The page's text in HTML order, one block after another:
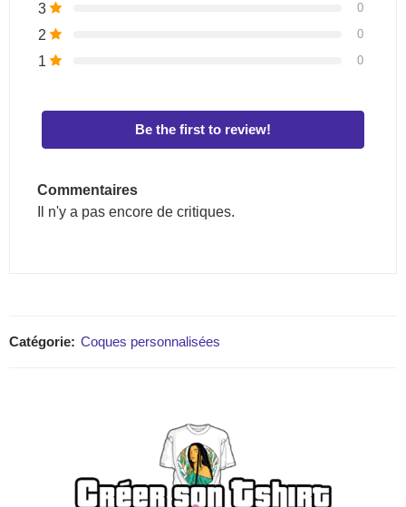
3 0
2 0
1 0
Be the first to review!
Commentaires
Il n'y a pas encore de critiques.
Catégorie: Coques personnalisées